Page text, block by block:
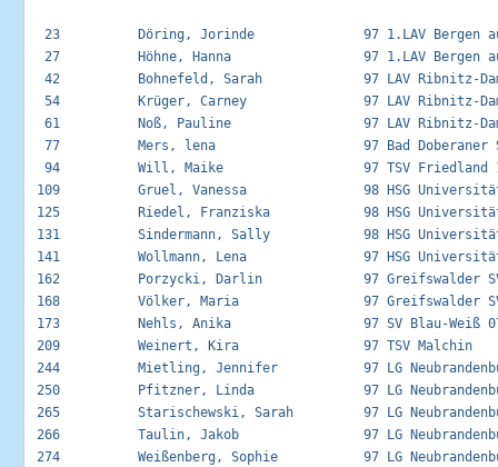
23          Döring, Jorinde              97 1.LAV
27          Höhne, Hanna                 97 1.LAV
42          Bohnefeld, Sarah             97 LAV
54          Krüger, Carney               97 LAV
61          Noß, Pauline                 97 LAV
77          Mers, lena                   97 Bad
94          Will, Maike                  97 TSV
109          Gruel, Vanessa               98 HSG
125          Riedel, Franziska            98 HSG
131          Sindermann, Sally            98 HSG
141          Wollmann, Lena               97 HSG
162          Porzycki, Darlin             97
168          Völker, Maria                97
173          Nehls, Anika                 97 SV Blau-
209          Weinert, Kira                97
244          Mietling, Jennifer           97 LG
250          Pfitzner, Linda              97 LG
265          Starischewski, Sarah         97 LG
266          Taulin, Jakob                97 LG
274          Weißenberg, Sophie           97 LG